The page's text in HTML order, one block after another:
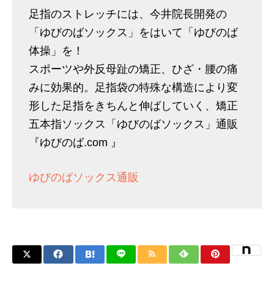
足指のストレッチには、今井院長開発の
「ゆびのばソックス」をはいて「ゆびのば
体操」を！
スポーツや外反母趾の矯正、ひざ・腰の痛
みに効果的。足指袋の特殊な構造により変
形した足指をきちんと伸ばしていく、矯正
五本指ソックス「ゆびのばソックス」通販
『ゆびのば.com 』
ゆびのばソックス通販